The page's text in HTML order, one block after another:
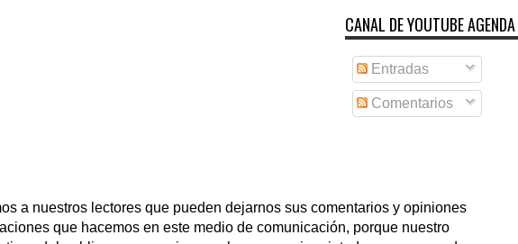
CANAL DE YOUTUBE
Entradas
Comentarios
a nuestros lectores que pueden dejarnos sus comentarios y opiniones
que hacemos en este medio de comunicación, porque nuestro